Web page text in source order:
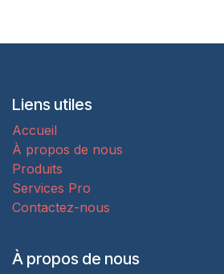
Liens utiles
Accueil
À propos de nous
Produits
Services Pro
Contactez-nous
À propos de nous